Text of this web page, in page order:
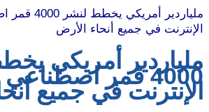
ملياردير
الإنترنت في جميع أنحاء الأرض
ملياردير أمريكي
4000 قمر
الإنترنت في جميع